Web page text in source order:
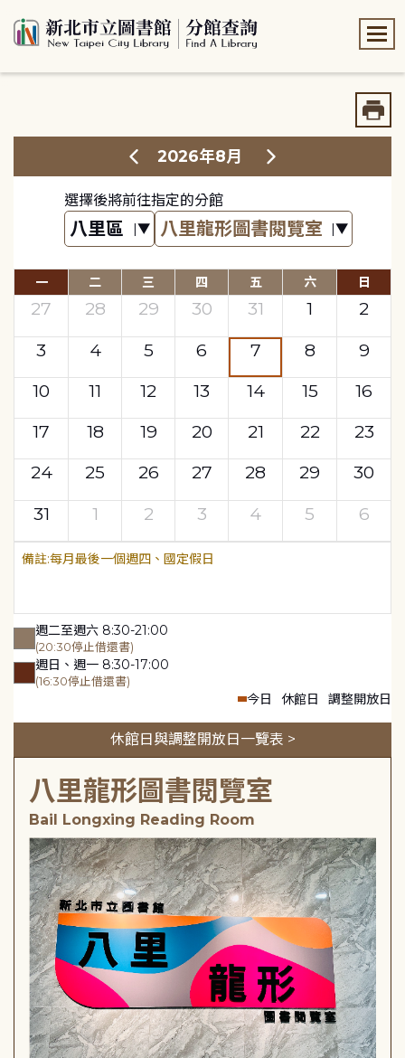
2026年8月
選擇後將前往指定的分館
一 二 三 四 五 六 日
27 28 29 30 31 1
2
3
4 5 6 7 8
9
10
11 12 13 14 15
16
17
18 19 20 21 22
23
24
25 26 27 28 29
30
31
1 2 3 4 5 6
每月最後一個週四、國定假日
週二至週六 8:30-21:00
(20:30停止借還書)
週日、週一 8:30-17:00
(16:30停止借還書)
今日 休館日 調整開放日
休館日與調整開放日一覽表 >
八里龍形圖書閱覽室
Bail Longxing Reading Room